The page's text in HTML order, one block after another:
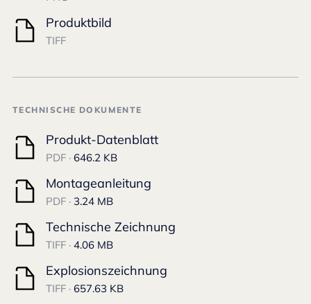
Produktbild
TIFF
TECHNISCHE DOKUMENTE
Produkt-Datenblatt
PDF · 646.2 KB
Montageanleitung
PDF · 3.24 MB
Technische Zeichnung
TIFF · 4.06 MB
Explosionszeichnung
TIFF · 657.63 KB